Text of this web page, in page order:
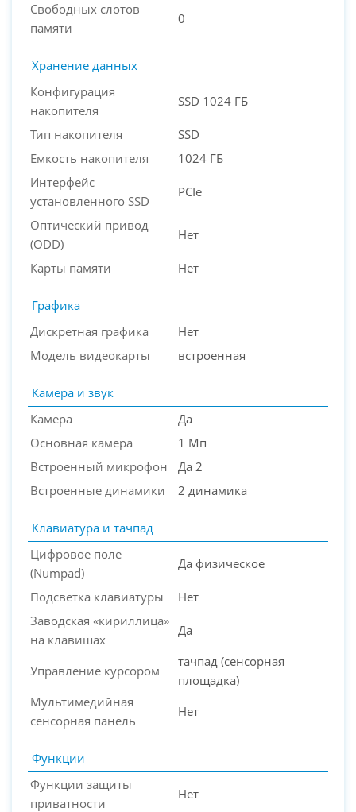
Свободных слотов
памяти
0
Хранение данных
Конфигурация
накопителя
SSD 1024 ГБ
Тип накопителя
SSD
Ёмкость накопителя
1024 ГБ
Интерфейс
установленного SSD
PCIe
Оптический привод
(ODD)
Нет
Карты памяти Нет
Графика
Дискретная графика
Нет
Модель видеокарты
встроенная
Камера и звук
Камера
Да
Основная камера
1 Мп
Встроенный микрофон
Да 2
Встроенные динамики
2 динамика
Клавиатура и тачпад
Цифровое поле
(Numpad)
Да физическое
Подсветка клавиатуры
Нет
Заводская «кириллица»
на клавишах
Да
Управление курсором
тачпад (сенсорная
площадка)
Мультимедийная
сенсорная панель
Нет
Функции
Функции защиты
приватности
Нет